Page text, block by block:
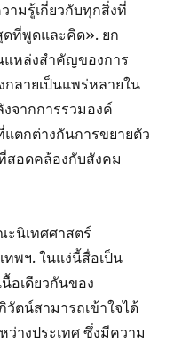
ามรู้เกี่ยวกับทุกสิ่งที่
ดที่พูดและคิด». ยก
แหล่งสำคัญของการ
กลายเป็นแพร่หลายใน
จากการรวมองค์
ตกต่างกันการขยายตัว
สอดคล้องกับสังคม
นิเทศศาสตร์
พฯ. ในแง่นี้สื่อเป็น
อเดียวกันของ
ตน์สามารถเข้าใจได้
ว่างประเทศ ซึ่งมีความ